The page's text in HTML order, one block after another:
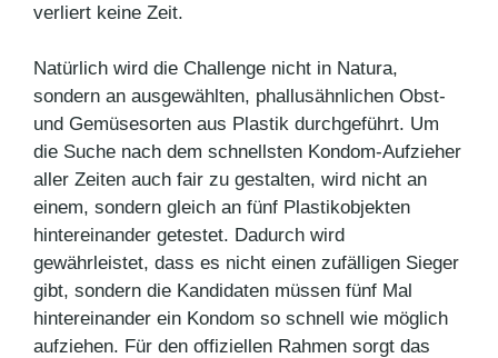
verliert keine Zeit.
Natürlich wird die Challenge nicht in Natura,
sondern an ausgewählten, phallusähnlichen Obst-
und Gemüsesorten aus Plastik durchgeführt. Um
die Suche nach dem schnellsten Kondom-Aufzieher
aller Zeiten auch fair zu gestalten, wird nicht an
einem, sondern gleich an fünf Plastikobjekten
hintereinander getestet. Dadurch wird
gewährleistet, dass es nicht einen zufälligen Sieger
gibt, sondern die Kandidaten müssen fünf Mal
hintereinander ein Kondom so schnell wie möglich
aufziehen. Für den offiziellen Rahmen sorgt das